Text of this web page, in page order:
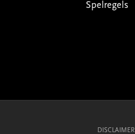
Spelregels
DISCLAIMER